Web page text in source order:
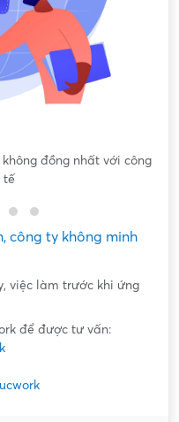
đồng nhất với công
tế
công ty không minh
việc làm trước khi ứng
để được tư vấn: